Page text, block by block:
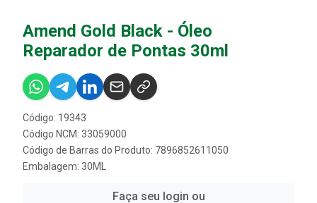
Amend Gold Black - Óleo
Reparador de Pontas 30ml
Código: 19343
Código NCM: 33059000
Código de Barras do Produto: 7896852611050
Embalagem: 30ML
Faça seu login ou